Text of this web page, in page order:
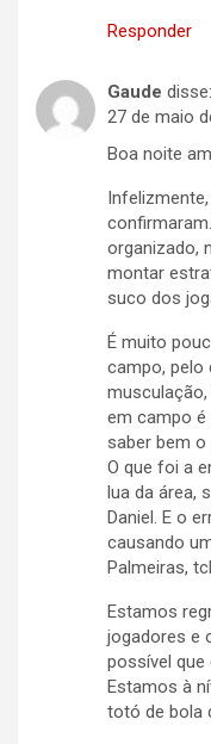
Responder
Gaude disse:
27 de maio
Boa noite
organizado,
montar
suco dos
É muito
campo, pelo
em campo é
saber bem o
O que foi a
lua da área,
Daniel. E o
causando
Palmeiras,
Estamos
jogadores e
possível
Estamos à
totó de bola